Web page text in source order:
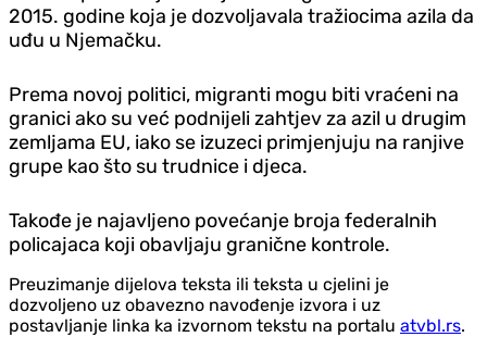
2015. godine koja je dozvoljavala tražiocima azila da
uđu u Njemačku.
Prema novoj politici, migranti mogu biti vraćeni na
granici ako su već podnijeli zahtjev za azil u drugim
zemljama EU, iako se izuzeci primjenjuju na ranjive
grupe kao što su trudnice i djeca.
Takođe je najavljeno povećanje broja federalnih
policajaca koji obavljaju granične kontrole.
Preuzimanje dijelova teksta ili teksta u cjelini je
dozvoljeno uz obavezno navođenje izvora i uz
postavljanje linka ka izvornom tekstu na portalu atvbl.rs.